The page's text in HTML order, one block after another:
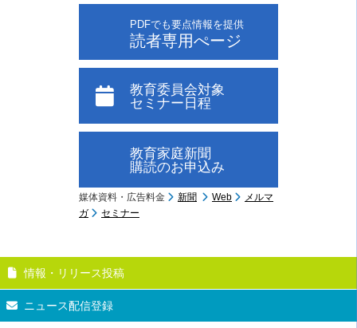
PDFでも要点情報を提供
読者専用ぺージ
教育委員会対象
セミナー日程
教育家庭新聞
購読のお申込み
媒体資料・広告料金 新聞 Web
メルマ
ガ
セミナー
情報・リリース投稿
ニュース配信登録